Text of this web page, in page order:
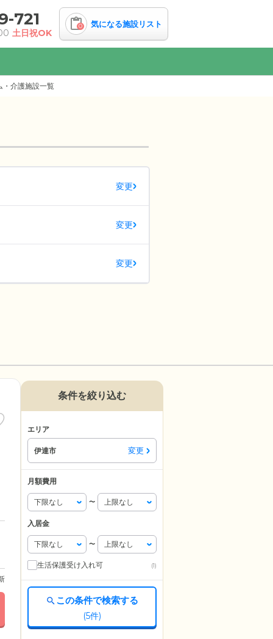
721
土日祝OK
0 気になる施設リスト
・介護施設一覧
変更
変更
変更
条件を絞り込む
エリア
伊達市 変更
月額費用
〜
入居金
〜
生活保護受け入れ可 (1)
この条件で検索する
(5件)